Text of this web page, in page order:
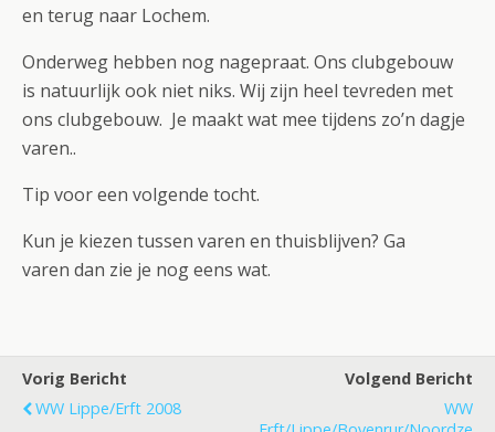
en terug naar Lochem.
Onderweg hebben nog nagepraat. Ons clubgebouw
is natuurlijk ook niet niks. Wij zijn heel tevreden met
ons clubgebouw. Je maakt wat mee tijdens zo’n dagje
varen..
Tip voor een volgende tocht.
Kun je kiezen tussen varen en thuisblijven? Ga
varen dan zie je nog eens wat.
Vorig Bericht
WW Lippe/Erft 2008
Volgend Bericht
WW